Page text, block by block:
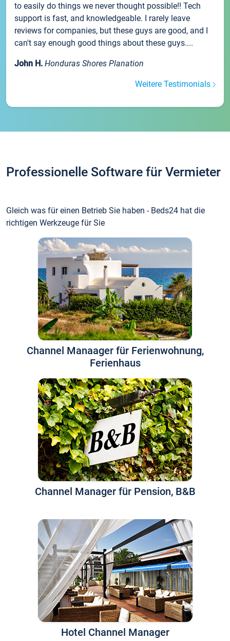
to easily do things we never thought possible!! Tech
support is fast, and knowledgeable. I rarely leave
reviews for companies, but these guys are good, and I
can't say enough good things about these guys....
John H. Honduras Shores Planation
Weitere Testimonials
Professionelle Software für Vermieter
Gleich was für einen Betrieb Sie haben - Beds24 hat die
richtigen Werkzeuge für Sie
Channel Manaager für Ferienwohnung,
Ferienhaus
Channel Manager für Pension, B&B
Hotel Channel Manager